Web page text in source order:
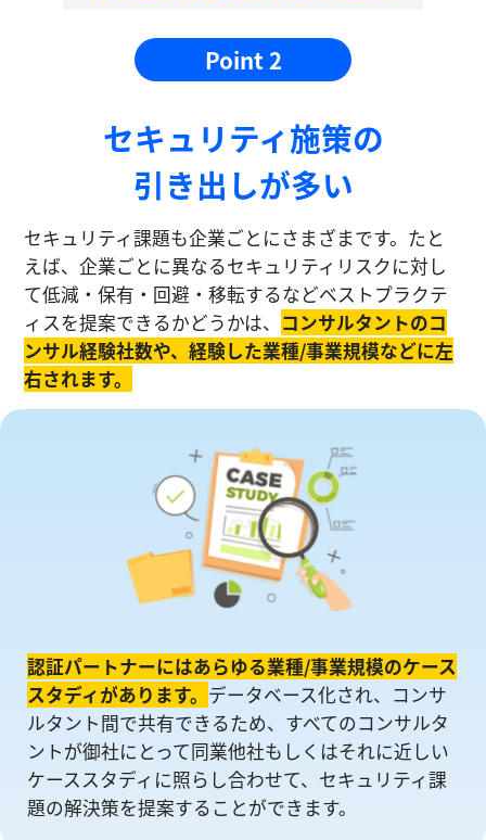
Point 2
セキュリティ施策の
引き出しが多い
セキュリティ課題も企業ごとにさまざまです。たと
えば、企業ごとに異なるセキュリティリスクに対し
て低減・保有・回避・移転するなどベストプラクテ
ィスを提案できるかどうかは、 コンサルタントのコ
ンサル経験社数や、経験した業種/事業規模などに左
右されます。
認証パートナーにはあらゆる業種/事業規模のケース
スタディがあります。 データベース化され、コンサ
ルタント間で共有できるため、すべてのコンサルタ
ントが御社にとって同業他社もしくはそれに近しい
ケーススタディに照らし合わせて、セキュリティ課
題の解決策を提案することができます。